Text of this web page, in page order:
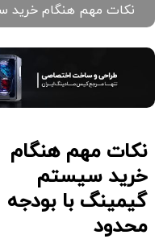
نکات مهم هنگام خرید
نکات مهم هنگام
خرید سیستم
گیمینگ با بودجه
محدود